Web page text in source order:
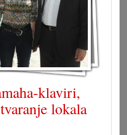
klaviri,
lokala